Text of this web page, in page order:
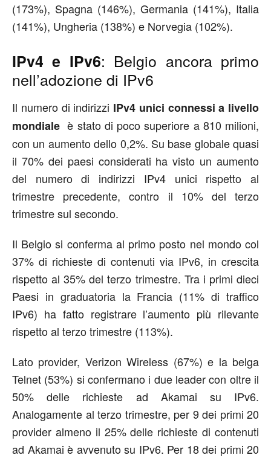
(173%), Spagna (146%), Germania (141%), Italia
(141%), Ungheria (138%) e Norvegia (102%).
IPv4 e IPv6: Belgio ancora primo
nell’adozione di IPv6
Il numero di indirizzi IPv4 unici connessi a livello
mondiale è stato di poco superiore a 810 milioni,
con un aumento dello 0,2%. Su base globale quasi
il 70% dei paesi considerati ha visto un aumento
del numero di indirizzi IPv4 unici rispetto al
trimestre precedente, contro il 10% del terzo
trimestre sul secondo.
Il Belgio si conferma al primo posto nel mondo col
37% di richieste di contenuti via IPv6, in crescita
rispetto al 35% del terzo trimestre. Tra i primi dieci
Paesi in graduatoria la Francia (11% di traffico
IPv6) ha fatto registrare l’aumento più rilevante
rispetto al terzo trimestre (113%).
Lato provider, Verizon Wireless (67%) e la belga
Telnet (53%) si confermano i due leader con oltre il
50% delle richieste ad Akamai su IPv6.
Analogamente al terzo trimestre, per 9 dei primi 20
provider almeno il 25% delle richieste di contenuti
ad Akamai è avvenuto su IPv6. Per 18 dei primi 20